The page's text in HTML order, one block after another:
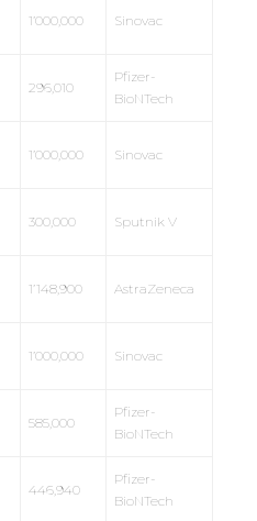
1’000,000 Sinovac
296,010
Pfizer-
BioNTech
1’000,000 Sinovac
300,000 Sputnik V
1’148,900 AstraZeneca
1’000,000 Sinovac
585,000
Pfizer-
BioNTech
446,940
Pfizer-
BioNTech